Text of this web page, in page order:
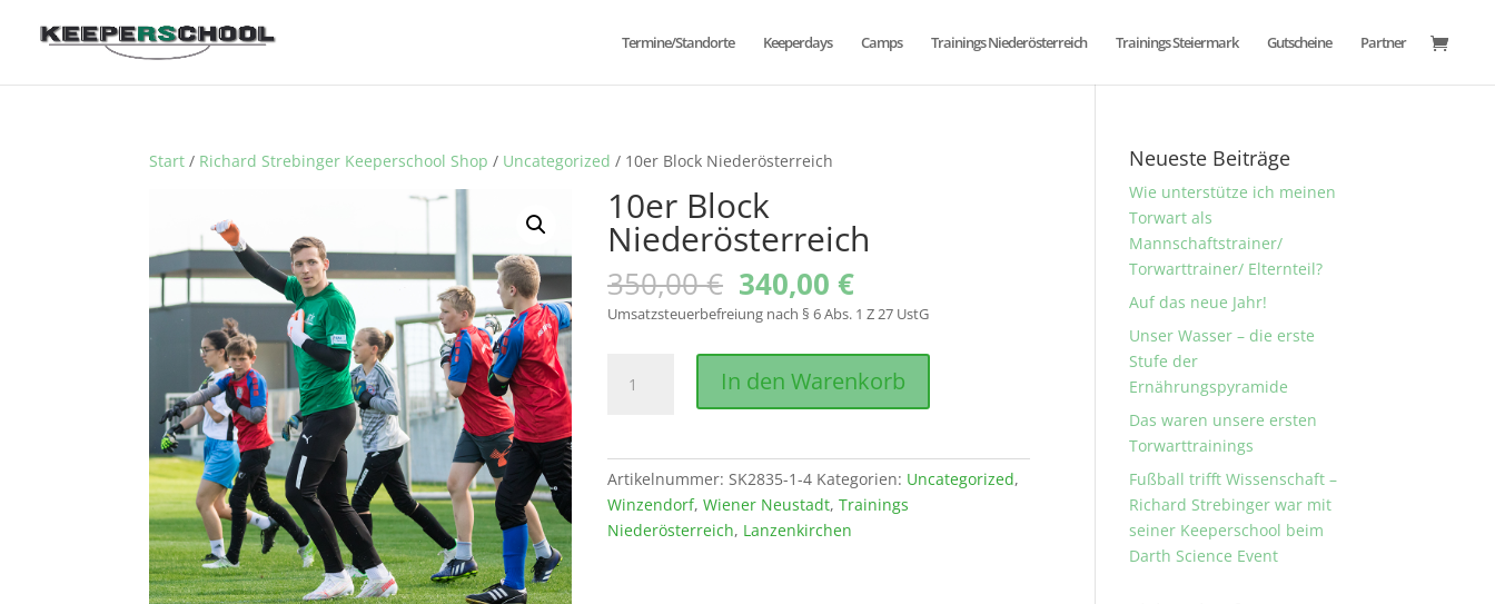
Termine/Standorte Keeperdays Camps Trainings Niederösterreich Trainings Steiermark Gutscheine Partner
Start / Richard Strebinger Keeperschool Shop / Uncategorized / 10er Block Niederösterreich
10er Block
Niederösterreich
350,00€ Ursprünglicher
Preis
war:
350,00 €
340,00 €Aktueller
Preis
340,00 €.
Umsatzsteuerbefreiung nach § 6 Abs. 1 Z 27 UstG
Block
Niederösterreich
In den Warenkorb
Artikelnummer:SK2835-1-4 Kategorien: Uncategorized,
Winzendorf,Wiener Neustadt,Trainings
Niederösterreich, Lanzenkirchen
Neueste Beiträge
Wie unterstütze ich meinen
Torwart als
Mannschaftstrainer/
Torwarttrainer/ Elternteil?
Auf das neue Jahr!
Unser Wasser – die erste
Stufe der
Ernährungspyramide
Das waren unsere ersten
Torwarttrainings
Fußball trifft Wissenschaft –
Richard Strebinger war mit
seiner Keeperschool beim
Darth Science Event